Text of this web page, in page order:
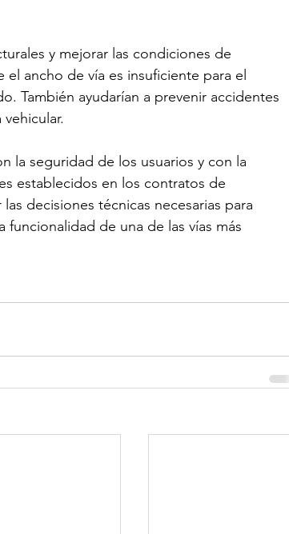
y mejorar las condiciones de
ancho de vía es insuficiente para el
También ayudarían a prevenir accidentes
la seguridad de los usuarios y con la
establecidos en los contratos de
decisiones técnicas necesarias para
funcionalidad de una de las vías más